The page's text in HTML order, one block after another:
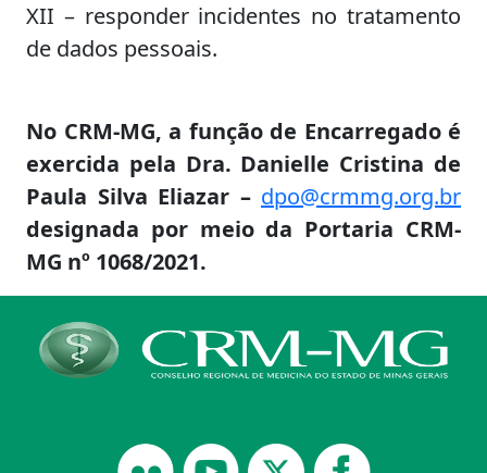
XII – responder incidentes no tratamento
de dados pessoais.
No CRM-MG, a função de Encarregado é
exercida pela Dra. Danielle Cristina de
Paula Silva Eliazar – dpo@crmmg.org.br
designada por meio da Portaria CRM-
MG nº 1068/2021.